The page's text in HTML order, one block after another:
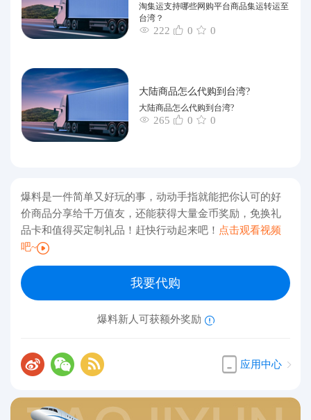
淘集运支持哪些网购平台商品集运转运至
台湾？
222 0 0
大陆商品怎么代购到台湾?
大陆商品怎么代购到台湾?
265 0 0
爆料是一件简单又好玩的事，动动手指就能把你认可的好
价商品分享给千万值友，还能获得大量金币奖励，免换礼
品卡和值得买定制礼品！赶快行动起来吧！ 点击观看视频
吧~
我要代购
爆料新人可获额外奖励
应用中心